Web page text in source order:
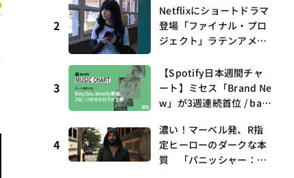
3】
2
Netflixにショートドラマ
登場「ファイナル・プロ
ジェクト」ラテンアメリ
第17回 観たいものが多
すぎる～稲垣貴俊の配信
時評
3
【Spotify日本週間チャ
ート】ミセス「Brand Ne
w」が3週連続首位 / bac
曲、King Gnu新曲「GO
GHOST」が初登場〜集計
期間：2026年7/24〜7/30
4
濃い！マーベル発、R指
定ヒーローのダークな本
質 「パニッシャー：ワ